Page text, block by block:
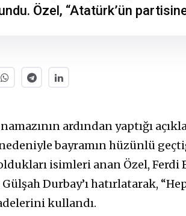
Özel, “Atatürk’ün
ardından yaptığı
bayramın hüzünlü
isimleri anan Özel, Ferdi
Durbay’ı hatırlatarak,
kullandı.